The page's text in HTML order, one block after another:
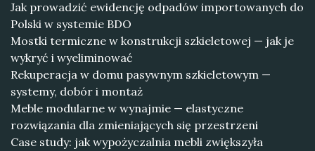
Jak prowadzić ewidencję odpadów importowanych do
Polski w systemie BDO
Mostki termiczne w konstrukcji szkieletowej — jak je
wykryć i wyeliminować
Rekuperacja w domu pasywnym szkieletowym —
systemy, dobór i montaż
Meble modularne w wynajmie — elastyczne
rozwiązania dla zmieniających się przestrzeni
Case study: jak wypożyczalnia mebli zwiększyła